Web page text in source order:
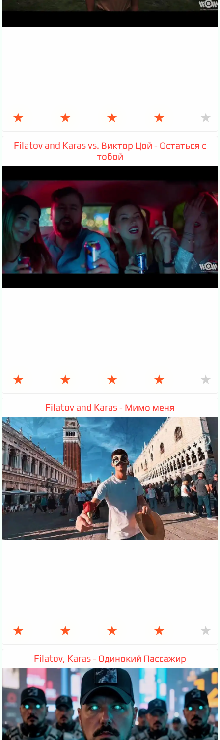
★ ★ ★ ★ ★
Filatov and Karas vs. Виктор Цой - Остаться с
тобой
★ ★ ★ ★ ★
Filatov and Karas - Мимо меня
★ ★ ★ ★ ★
Filatov, Karas - Одинокий Пассажир